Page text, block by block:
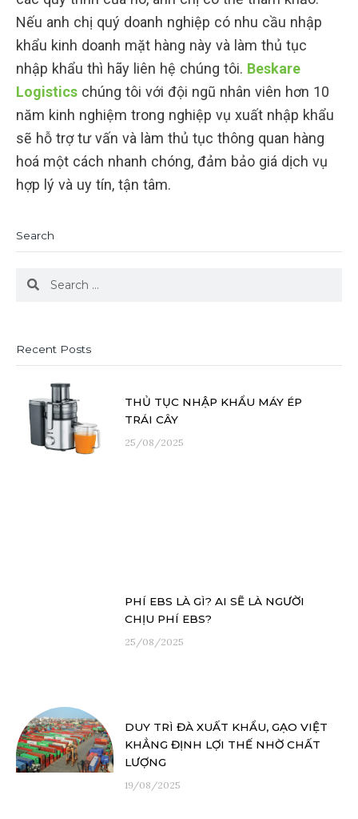
Nếu anh chị quý doanh nghiệp có nhu cầu nhập
khẩu kinh doanh mặt hàng này và làm thủ tục
nhập khẩu thì hãy liên hệ chúng tôi. Beskare
Logistics chúng tôi với đội ngũ nhân viên hơn 10
năm kinh nghiệm trong nghiệp vụ xuất nhập khẩu
sẽ hỗ trợ tư vấn và làm thủ tục thông quan hàng
hoá một cách nhanh chóng, đảm bảo giá dịch vụ
hợp lý và uy tín, tận tâm.
Search
Search
Recent Posts
THỦ TỤC NHẬP KHẨU MÁY ÉP
TRÁI CÂY
25/08/2025
PHÍ EBS LÀ GÌ? AI SẼ LÀ NGƯỜI
CHỊU PHÍ EBS?
25/08/2025
DUY TRÌ ĐÀ XUẤT KHẨU, GẠO VIỆT
KHẲNG ĐỊNH LỢI THẾ NHỜ CHẤT
LƯỢNG
19/08/2025